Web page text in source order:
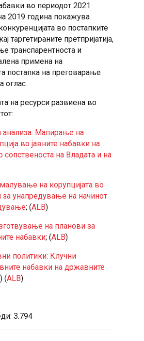
во периодот 2021
2019 година покажува
во постапките
таргетираните претпријатија,
транспарентноста и
примена на
постапка на преговарање
оглас.
на ресурси развиена во
Мапирање на
во јавните набавки на
сопственоста на Владата и на
на корупцијата во
за унапредување на начинот
; (ALB)
на планови за
набавки; (ALB)
политики: Клучни
набавки на државните
) (ALB)
3.794